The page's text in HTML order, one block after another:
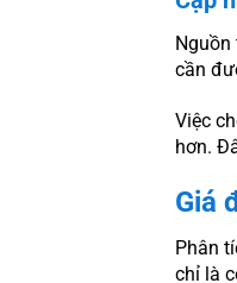
cần
Việc
hơn.
Giá
Phân
chỉ là